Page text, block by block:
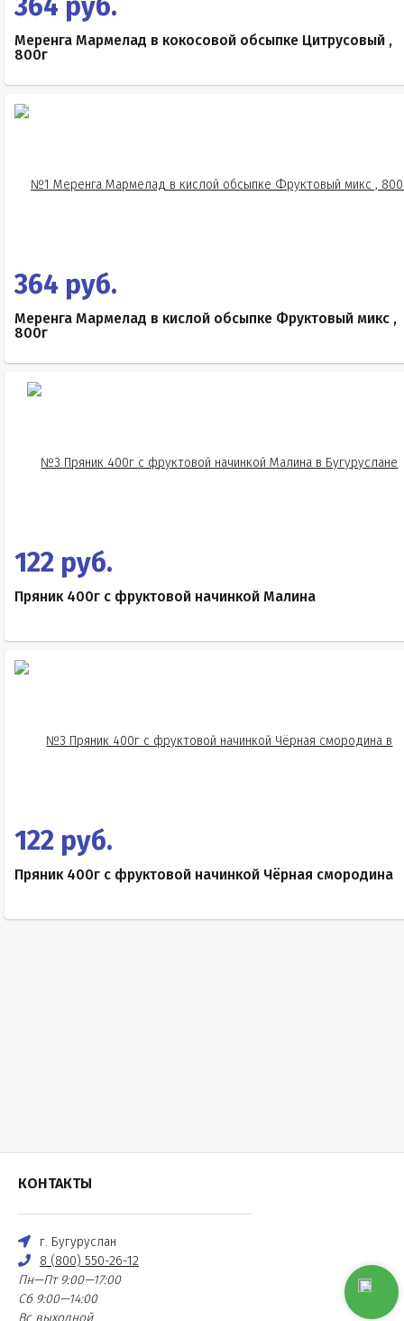
Меренга Мармелад в кокосовой обсыпке Цитрусовый ,
800г
364 руб.
Меренга Мармелад в кислой обсыпке Фруктовый микс ,
800г
122 руб.
Пряник 400г с фруктовой начинкой Малина
122 руб.
Пряник 400г с фруктовой начинкой Чёрная смородина
КОНТАКТЫ
г. Бугуруслан
8 (800) 550-26-12
Пн—Пт 9:00—17:00
Сб 9:00—14:00
Вс выходной